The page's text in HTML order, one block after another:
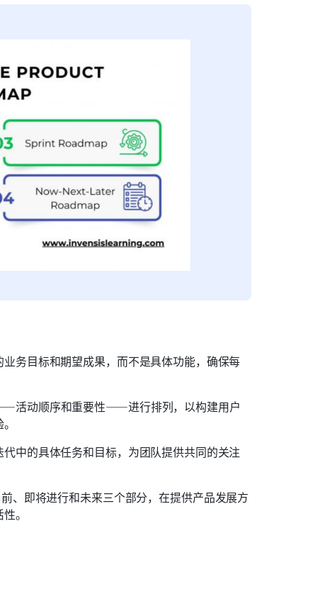
务目标和期望成果，而不是具体功能，确保每
活动顺序和重要性——进行排列，以构建用户
中的具体任务和目标，为团队提供共同的关注
、即将进行和未来三个部分，在提供产品发展方
。